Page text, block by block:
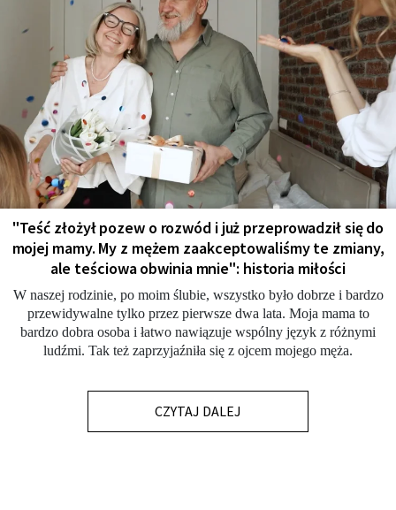
"Teść złożył pozew o rozwód i już przeprowadził się do
mojej mamy. My z mężem zaakceptowaliśmy te zmiany,
ale teściowa obwinia mnie": historia miłości
W naszej rodzinie, po moim ślubie, wszystko było dobrze i bardzo
przewidywalne tylko przez pierwsze dwa lata. Moja mama to
bardzo dobra osoba i łatwo nawiązuje wspólny język z różnymi
ludźmi. Tak też zaprzyjaźniła się z ojcem mojego męża.
CZYTAJ DALEJ